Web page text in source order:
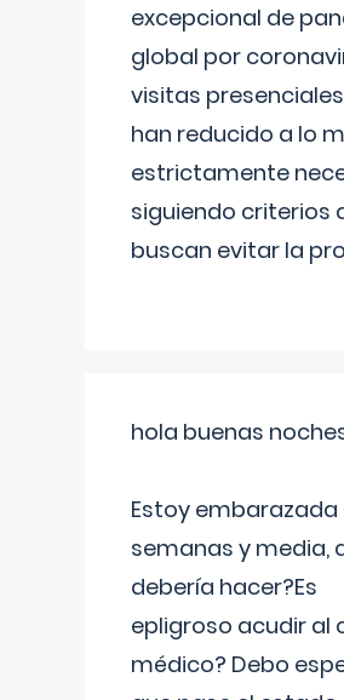
excepcional de
global por
visitas
han reducido a lo
estrictamente
siguiendo criterios
buscan evitar la
hola buenas
Estoy embarazada
semanas y media,
debería hacer?Es
epligroso acudir al
médico? Debo